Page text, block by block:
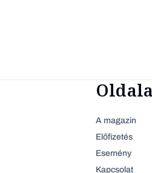
A magazin
Előfizetés
Esemény
Kapcsolat